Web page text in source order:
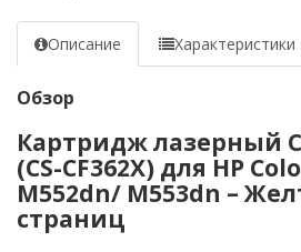
Описание Характеристики
Обзор
Картридж лазерный
(CS-CF362X) для HP
M552dn/ M553dn –
страниц